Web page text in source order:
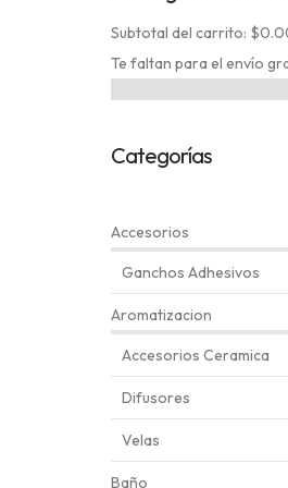
Subtotal del carrito:
Te faltan para el envío
Categorías
Accesorios
Ganchos Adhesivos
Aromatizacion
Accesorios Ceramica
Difusores
Velas
Baño